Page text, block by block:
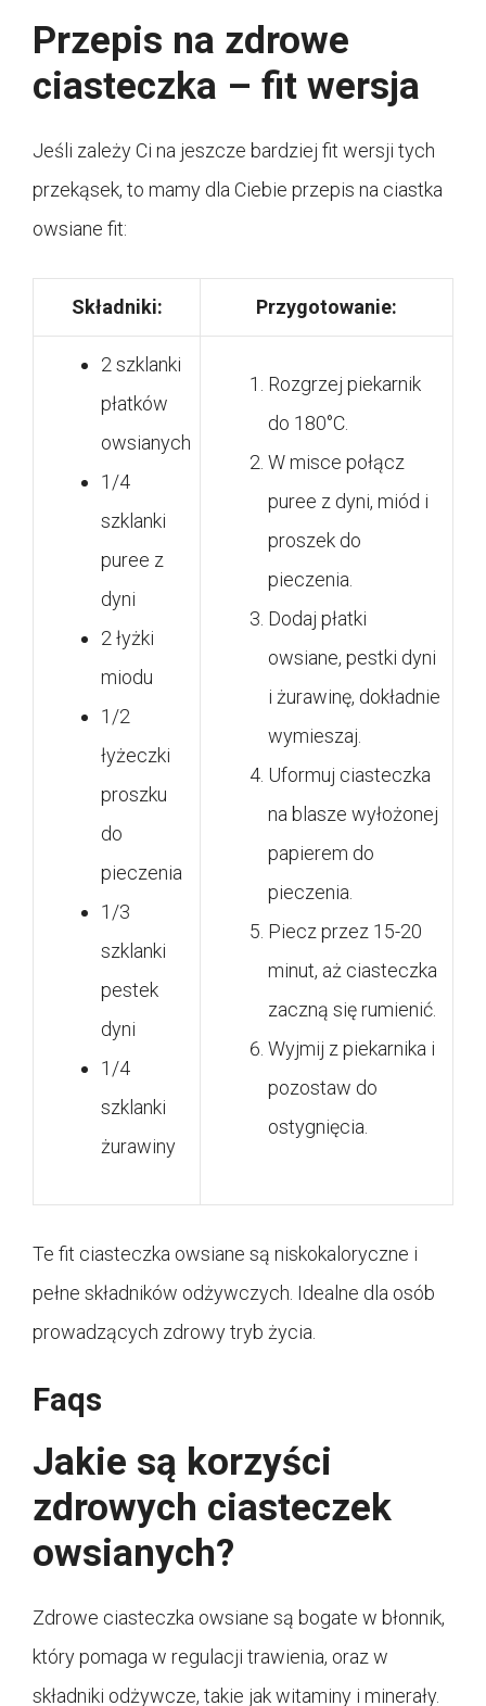
Przepis na zdrowe
ciasteczka – fit wersja
Jeśli zależy Ci na jeszcze bardziej fit wersji tych
przekąsek, to mamy dla Ciebie przepis na ciastka
owsiane fit:
Składniki: Przygotowanie:
2 szklanki
płatków
owsianych
1/4
szklanki
puree z
dyni
2 łyżki
miodu
1/2
łyżeczki
proszku
do
pieczenia
1/3
szklanki
pestek
dyni
1/4
szklanki
żurawiny
Rozgrzej piekarnik
do 180°C.
W misce połącz
puree z dyni, miód i
proszek do
pieczenia.
Dodaj płatki
owsiane, pestki dyni
i żurawinę, dokładnie
wymieszaj.
Uformuj ciasteczka
na blasze wyłożonej
papierem do
pieczenia.
Piecz przez 15-20
minut, aż ciasteczka
zaczną się rumienić.
Wyjmij z piekarnika i
pozostaw do
ostygnięcia.
Te fit ciasteczka owsiane są niskokaloryczne i
pełne składników odżywczych. Idealne dla osób
prowadzących zdrowy tryb życia.
Faqs
Jakie są korzyści
zdrowych ciasteczek
owsianych?
Zdrowe ciasteczka owsiane są bogate w błonnik,
który pomaga w regulacji trawienia, oraz w
składniki odżywcze, takie jak witaminy i minerały.